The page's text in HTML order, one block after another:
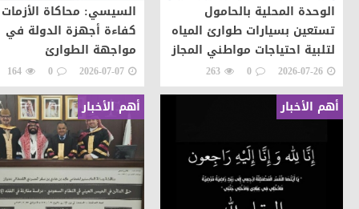
الوحدة المحلية بالحامول
تستعين بسيارات طوارئ المياه
لتلبية احتياجات مواطني المجاز
2026-07-26
0
263
السيسي: محاكاة
كفاءة أجهزة الدولة في
مواجهة الطوارئ
2026-07-07
0
164
أهم الأخبار أهم الأخبار